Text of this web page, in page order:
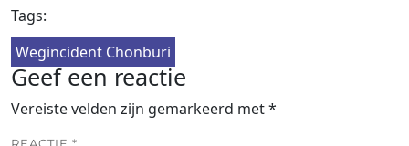
Tags:
Wegincident Chonburi
Geef een reactie
Vereiste velden zijn gemarkeerd met*
REACTIE *